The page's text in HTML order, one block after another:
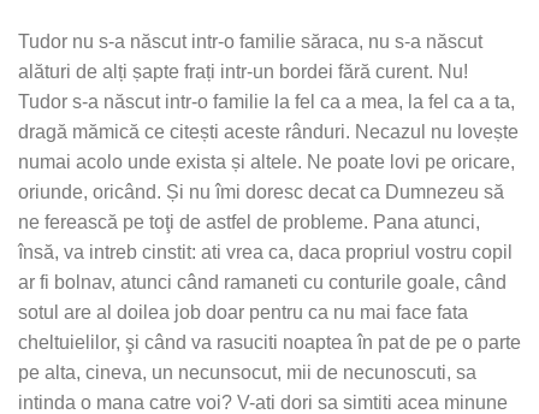
Tudor nu s-a născut intr-o familie săraca, nu s-a născut
alături de alți șapte frați intr-un bordei fără curent. Nu!
Tudor s-a născut intr-o familie la fel ca a mea, la fel ca a ta,
dragă mămică ce citești aceste rânduri. Necazul nu lovește
numai acolo unde exista și altele. Ne poate lovi pe oricare,
oriunde, oricând. Și nu îmi doresc decat ca Dumnezeu să
ne ferească pe toţi de astfel de probleme. Pana atunci,
însă, va intreb cinstit: ati vrea ca, daca propriul vostru copil
ar fi bolnav, atunci când ramaneti cu conturile goale, când
sotul are al doilea job doar pentru ca nu mai face fata
cheltuielilor, şi când va rasuciti noaptea în pat de pe o parte
pe alta, cineva, un necunsocut, mii de necunoscuti, sa
intinda o mana catre voi? V-ati dori sa simtiti acea minune